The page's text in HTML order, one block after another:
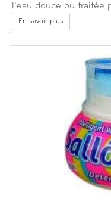
l’eau douce ou traitée
En savoir plus